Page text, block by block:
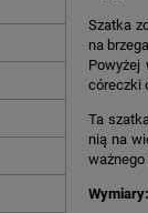
Szatka
na
Powyżej
córeczki
Ta
nią na
ważnego
Wymiary: